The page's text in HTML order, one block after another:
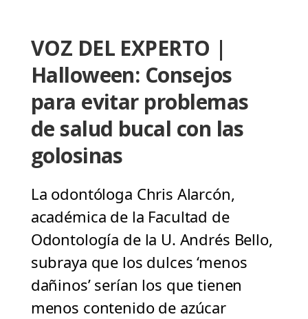
VOZ DEL EXPERTO |
Halloween: Consejos
para evitar problemas
de salud bucal con las
golosinas
La odontóloga Chris Alarcón,
académica de la Facultad de
Odontología de la U. Andrés Bello,
subraya que los dulces ‘menos
dañinos’ serían los que tienen
menos contenido de azúcar